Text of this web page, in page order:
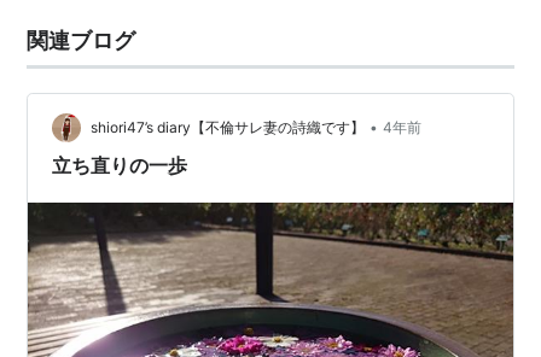
関連ブログ
shiori47’s diary【不倫サレ妻の詩織です】 • 4年前
立ち直りの一歩